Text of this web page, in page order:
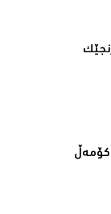
كۆمه‌ڵ‌